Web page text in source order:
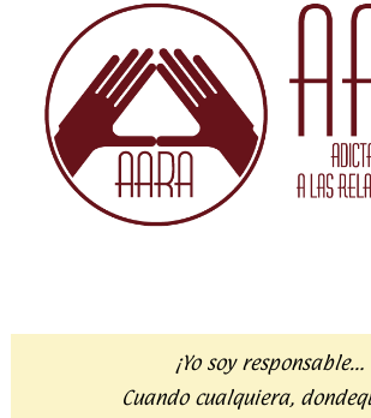
¡Yo soy responsable…
Cuando cualquiera,